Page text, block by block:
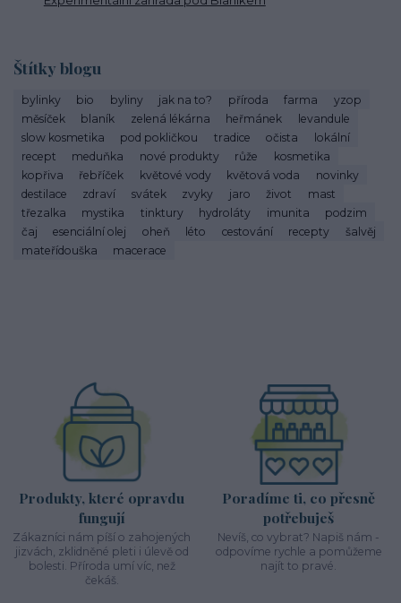
Štítky blogu
bylinky bio byliny jak na to? příroda farma
yzop
měsíček
blaník zelená lékárna heřmánek
levandule
slow kosmetika
pod pokličkou tradice očista
lokální
recept
meduňka nové produkty růže
kosmetika
kopřiva
řebříček květové vody květová voda
novinky
destilace
zdraví svátek zvyky jaro život
mast
třezalka
mystika tinktury hydroláty imunita
podzim
čaj
esenciální olej oheň léto cestování recepty
šalvěj
mateřídouška
macerace
Produkty, které opravdu
fungují
Zákazníci nám píší o zahojených
jizvách, zklidněné pleti i úlevě od
bolesti. Příroda umí víc, než
čekáš.
Poradíme ti, co přesně
potřebuješ
Nevíš, co vybrat? Napiš nám -
odpovíme rychle a pomůžeme
najít to pravé.